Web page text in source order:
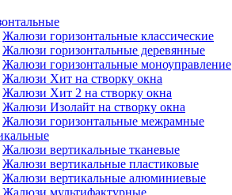
Жалюзи горизонтальные классические
Жалюзи горизонтальные деревянные
Жалюзи горизонтальные моноуправление
Жалюзи Хит на створку окна
Жалюзи Хит 2 на створку окна
Жалюзи Изолайт на створку окна
Жалюзи горизонтальные межрамные
Жалюзи вертикальные тканевые
Жалюзи вертикальные пластиковые
Жалюзи вертикальные алюминиевые
Жалюзи мультифактурные